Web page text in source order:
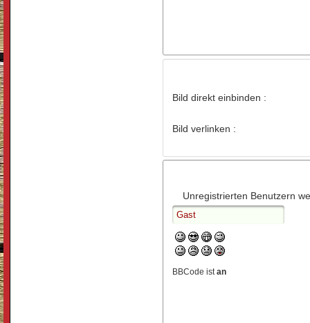
Bild direkt einbinden :
Bild verlinken :
Unregistrierten Benutzern
BBCode istan